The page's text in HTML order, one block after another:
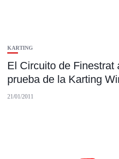
KARTING
El Circuito de Finestrat
prueba de la Karting
21/01/2011